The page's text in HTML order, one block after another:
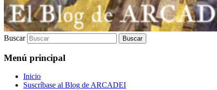
Buscar
Menú principal
Inicio
Suscríbase al Blog de ARCADEI